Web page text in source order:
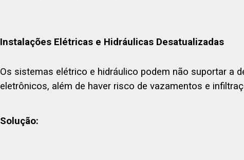
Instalações Elétricas e Hidráulicas Desatualizadas
Os sistemas elétrico e hidráulico podem não suportar a
eletrônicos, além de haver risco de vazamentos e
Solução: